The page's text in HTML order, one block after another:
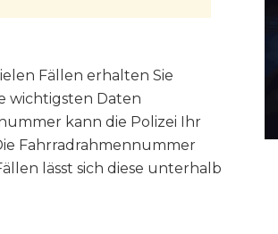
Fällen erhalten Sie
wichtigsten Daten
kann die Polizei Ihr
Fahrradrahmennummer
lässt sich diese unterhalb